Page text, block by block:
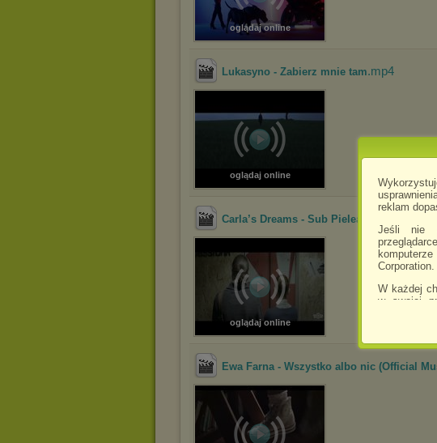
reklam
Jeśli nie
Corporation.
W każdej
w swojej
W
oglądaj online
Lukasyno - Zabierz mnie tam.mp4
oglądaj online
Carla’s Dreams - Sub Pielea Mea (Midi
oglądaj online
Ewa Farna - Wszystko albo nic (Official